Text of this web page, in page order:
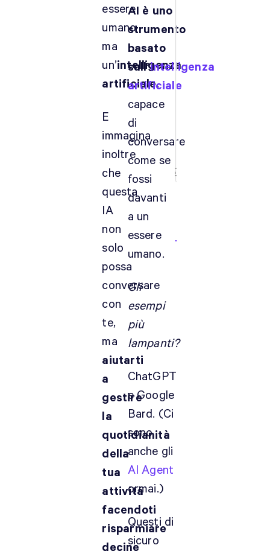
essere
umano
ma
un’intelligenza
artificiale.
E
immagina
inoltre
che
questa
IA
non
solo
possa
conversare
con
te,
ma
aiutarti
a
gestire
la
quotidianità
della
tua
attività
facendoti
risparmiare
decine
AI è uno
strumento
basato
sull’intelligenza
artificiale
capace
di
conversare
come se
fossi
davanti
a un
essere
umano.
Gli
esempi
più
lampanti?
ChatGPT
e Google
Bard. (Ci
sono
anche gli
AI Agent
ormai.)
Questi di
sicuro
{}